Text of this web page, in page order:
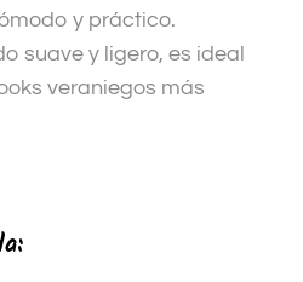
y práctico.
suave y ligero, es ideal
veraniegos más